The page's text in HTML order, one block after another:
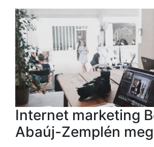
Internet marketing
Abaúj-Zemplén